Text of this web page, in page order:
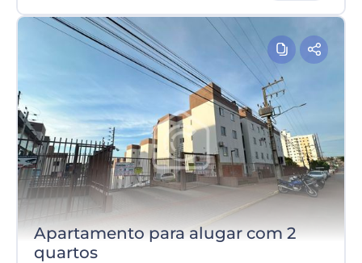
Apartamento para alugar com 2
quartos